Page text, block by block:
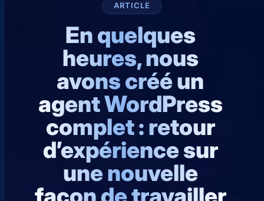
ARTICLE
En quelques
heures, nous
avons créé un
agent WordPress
complet : retour
d’expérience sur
une nouvelle